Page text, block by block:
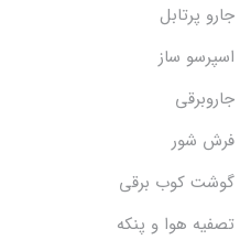
جارو پرتابل
اسپرسو ساز
جاروبرقی
فرش شور
گوشت کوب برقی
تصفیه هوا و پنکه